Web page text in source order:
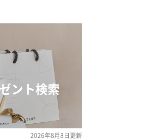
ント検索
2026年8月8日更新